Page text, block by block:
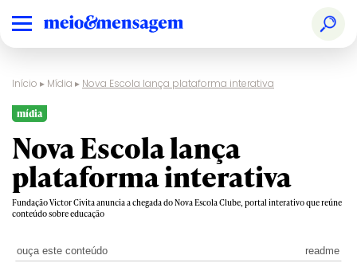
Início ▸ Mídia ▸ Nova Escola lança plataforma interativa
mídia
Nova Escola lança
plataforma interativa
Fundação Victor Civita anuncia a chegada do Nova Escola Clube, portal interativo que reúne
conteúdo sobre educação
ouça este conteúdo readme